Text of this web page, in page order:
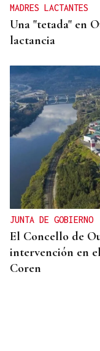
MADRES LACTANTES
Una "tetada" en
lactancia
JUNTA DE GOBIERNO
El Concello de
intervención en
Coren